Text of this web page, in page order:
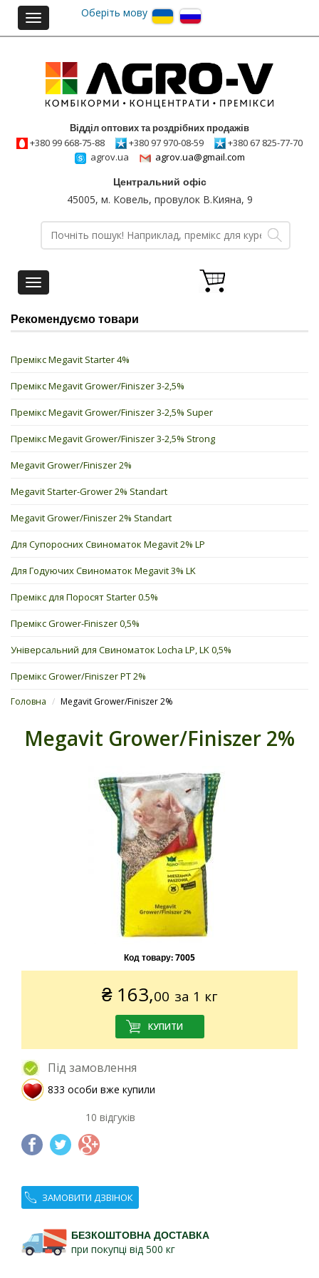
Toggle
navigation
Оберіть мову
Відділ оптових та роздрібних продажів
+380 99 668-75-88
+380 97 970-08-59
+380 67 825-77-70
agrov.ua
agrov.ua@gmail.com
Центральний офіс
45005, м. Ковель, провулок В.Кияна, 9
Toggle
navigation
Рекомендуємо товари
Премікс Megavit Starter 4%
Премікс Megavit Grower/Finiszer 3-2,5%
Премікс Megavit Grower/Finiszer 3-2,5% Super
Премікс Megavit Grower/Finiszer 3-2,5% Strong
Megavit Grower/Finiszer 2%
Megavit Starter-Grower 2% Standart
Megavit Grower/Finiszer 2% Standart
Для Супоросних Свиноматок Megavit 2% LP
Для Годуючих Свиноматок Megavit 3% LK
Премікс для Поросят Starter 0.5%
Премікс Grower-Finiszer 0,5%
Універсальний для Свиноматок Locha LP, LK 0,5%
Премікс Grower/Finiszer PT 2%
Головна / Megavit Grower/Finiszer 2%
Megavit Grower/Finiszer 2%
Код товару:7005
₴ 163,00 за 1 кг
Під замовлення
833 особи вже купили
10 відгуків
ЗАМОВИТИ ДЗВІНОК
БЕЗКОШТОВНА ДОСТАВКА
при покупці від 500 кг